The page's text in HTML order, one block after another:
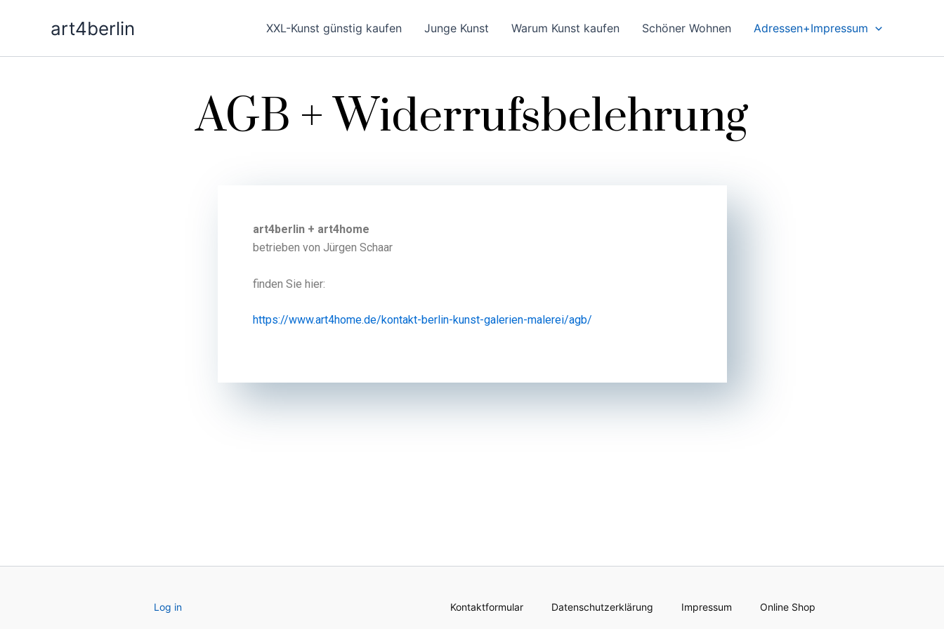
art4berlin XXL-Kunst günstig kaufen Junge Kunst Warum Kunst kaufen Schöner Wohnen Adressen+Impressum
AGB + Widerrufsbelehrung
art4berlin + art4home
betrieben von Jürgen Schaar
finden Sie hier:
https://www.art4home.de/kontakt-berlin-kunst-galerien-malerei/agb/
Log in Kontaktformular Datenschutzerklärung Impressum Online Shop